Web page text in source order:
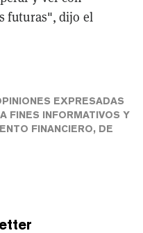
futuras", dijo el
EXPRESADAS
FINES INFORMATIVOS Y
FINANCIERO, DE